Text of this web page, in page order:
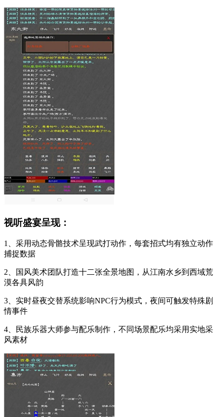
视听盛宴呈现：
1、采用动态骨骼技术呈现武打动作，每套招式均有独立动作
捕捉数据
2、国风美术团队打造十二张全景地图，从江南水乡到西域荒
漠各具风韵
3、实时昼夜交替系统影响NPC行为模式，夜间可触发特殊剧
情事件
4、民族乐器大师参与配乐制作，不同场景配乐均采用实地采
风素材